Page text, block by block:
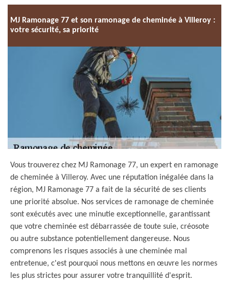
MJ Ramonage 77 et son ramonage de cheminée à Villeroy :
votre sécurité, sa priorité
Vous trouverez chez MJ Ramonage 77, un expert en ramonage
de cheminée à Villeroy. Avec une réputation inégalée dans la
région, MJ Ramonage 77 a fait de la sécurité de ses clients
une priorité absolue. Nos services de ramonage de cheminée
sont exécutés avec une minutie exceptionnelle, garantissant
que votre cheminée est débarrassée de toute suie, créosote
ou autre substance potentiellement dangereuse. Nous
comprenons les risques associés à une cheminée mal
entretenue, c'est pourquoi nous mettons en œuvre les normes
les plus strictes pour assurer votre tranquillité d'esprit.